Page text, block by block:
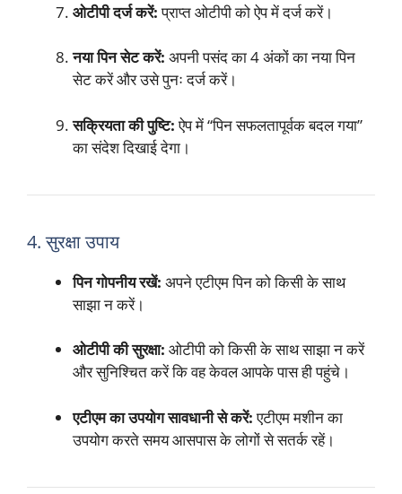
ओटीपी दर्ज करें:प्राप्त ओटीपी को ऐप में दर्ज करें।
नया पिन सेट करें: अपनी पसंद का 4 अंकों का नया पिन
सेट करें और उसे पुनः दर्ज करें।
सक्रियता की पुष्टि:ऐप में “पिन सफलतापूर्वक बदल गया”
का संदेश दिखाई देगा।
4. सुरक्षा उपाय
पिन गोपनीय रखें: अपने एटीएम पिन को किसी के साथ
साझा न करें।
ओटीपी की सुरक्षा: ओटीपी को किसी के साथ साझा न करें
और सुनिश्चित करें कि वह केवल आपके पास ही पहुंचे।
एटीएम का उपयोग सावधानी से करें:एटीएम मशीन का
उपयोग करते समय आसपास के लोगों से सतर्क रहें।